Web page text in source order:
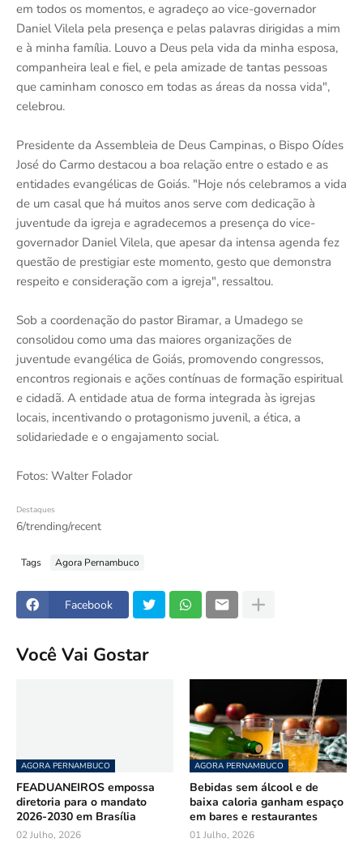
em todos os momentos, e agradeço ao vice-governador
Daniel Vilela pela presença e pelas palavras dirigidas a mim
e à minha família. Louvo a Deus pela vida da minha esposa,
companheira leal e fiel, e pela amizade de tantas pessoas
que caminham conosco em todas as áreas da nossa vida",
celebrou.
Presidente da Assembleia de Deus Campinas, o Bispo Oídes
José do Carmo destacou a boa relação entre o estado e as
entidades evangélicas de Goiás. "Hoje nós celebramos a vida
de um casal que há muitos anos serve com dedicação à
juventude da igreja e agradecemos a presença do vice-
governador Daniel Vilela, que apesar da intensa agenda fez
questão de prestigiar este momento, gesto que demonstra
respeito e consideração com a igreja", ressaltou.
Sob a coordenação do pastor Biramar, a Umadego se
consolidou como uma das maiores organizações de
juventude evangélica de Goiás, promovendo congressos,
encontros regionais e ações contínuas de formação espiritual
e cidadã. A entidade atua de forma integrada às igrejas
locais, incentivando o protagonismo juvenil, a ética, a
solidariedade e o engajamento social.
Fotos: Walter Folador
Destaques
6/trending/recent
Tags Agora Pernambuco
Facebook
Você Vai Gostar
AGORA PERNAMBUCO
FEADUANEIROS empossa
diretoria para o mandato
2026-2030 em Brasília
02 Julho, 2026
AGORA PERNAMBUCO
Bebidas sem álcool e de
baixa caloria ganham espaço
em bares e restaurantes
01 Julho, 2026